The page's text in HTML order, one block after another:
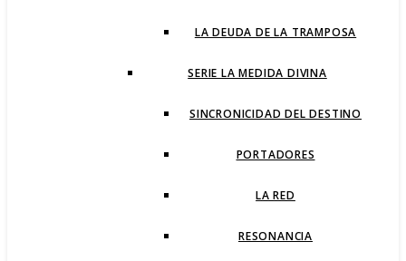
LA DEUDA DE LA TRAMPOSA
SERIE LA MEDIDA DIVINA
SINCRONICIDAD DEL DESTINO
PORTADORES
LA RED
RESONANCIA